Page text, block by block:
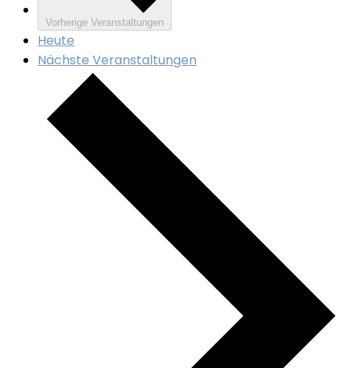
Vorherige Veranstaltungen
Heute
Nächste Veranstaltungen